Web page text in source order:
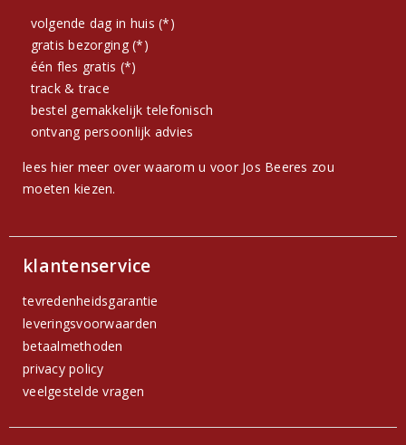
volgende dag in huis (*)
gratis bezorging (*)
één fles gratis (*)
track & trace
bestel gemakkelijk telefonisch
ontvang persoonlijk advies
lees hier meer over waarom u voor Jos Beeres zou
moeten kiezen.
klantenservice
tevredenheidsgarantie
leveringsvoorwaarden
betaalmethoden
privacy policy
veelgestelde vragen